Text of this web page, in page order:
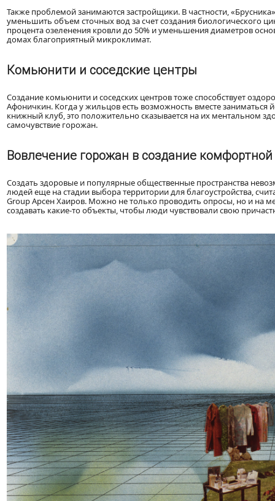
Также проблемой занимаются застройщики. В частности,
уменьшить объем сточных вод за счет создания биологического
процента озеленения кровли до 50% и уменьшения диаметров
домах благоприятный микроклимат.
Комьюнити и соседские центры
Создание комьюнити и соседских центров тоже способствует
Афоничкин. Когда у жильцов есть возможность вместе заниматься
книжный клуб, это положительно сказывается на их ментальном
самочувствие горожан.
Вовлечение горожан в создание
Создать здоровые и популярные общественные пространства
людей еще на стадии выбора территории для благоустройства,
Group Арсен Хаиров. Можно не только проводить опросы, но и на
создавать какие-то объекты, чтобы люди чувствовали свою